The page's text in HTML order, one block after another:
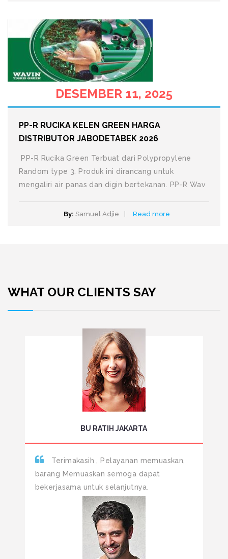
DESEMBER 11, 2025
PP-R RUCIKA KELEN GREEN HARGA
DISTRIBUTOR JABODETABEK 2026
PP-R Rucika Green Terbuat dari Polypropylene
Random type 3. Produk ini dirancang untuk
mengaliri air panas dan digin bertekanan. PP-R Wav
By: Samuel Adjie Read more
WHAT OUR CLIENTS SAY
BU RATIH JAKARTA
Terimakasih , Pelayanan memuaskan,
barang Memuaskan semoga dapat
bekerjasama untuk selanjutnya.